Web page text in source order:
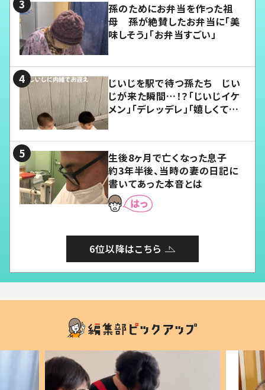
孫のためにお弁当を作った祖
母 孫が絶賛したお弁当に「美
味しそう」「お弁当すごい」
じいじを駅で待つ孫たち じい
じが来た瞬間…！？「じいじイケ
メン」「デレッデレ」「嬉しくて可
生後8ヶ月で亡くなった息子
約3年半後、当時の妻の日記に
書いてあった本音とは
6位以降はこちら